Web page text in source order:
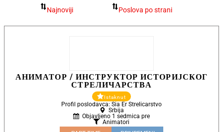
АНИМАТОР / ИНСТРУКТОР ИСТОРИЈСКОГ
СТРЕЛИЧАРСТВА
Istaknut
Profil poslodavca: Sia Er Strelicarstvo
Srbija
Objavljeno 1 sedmica pre
Animatori